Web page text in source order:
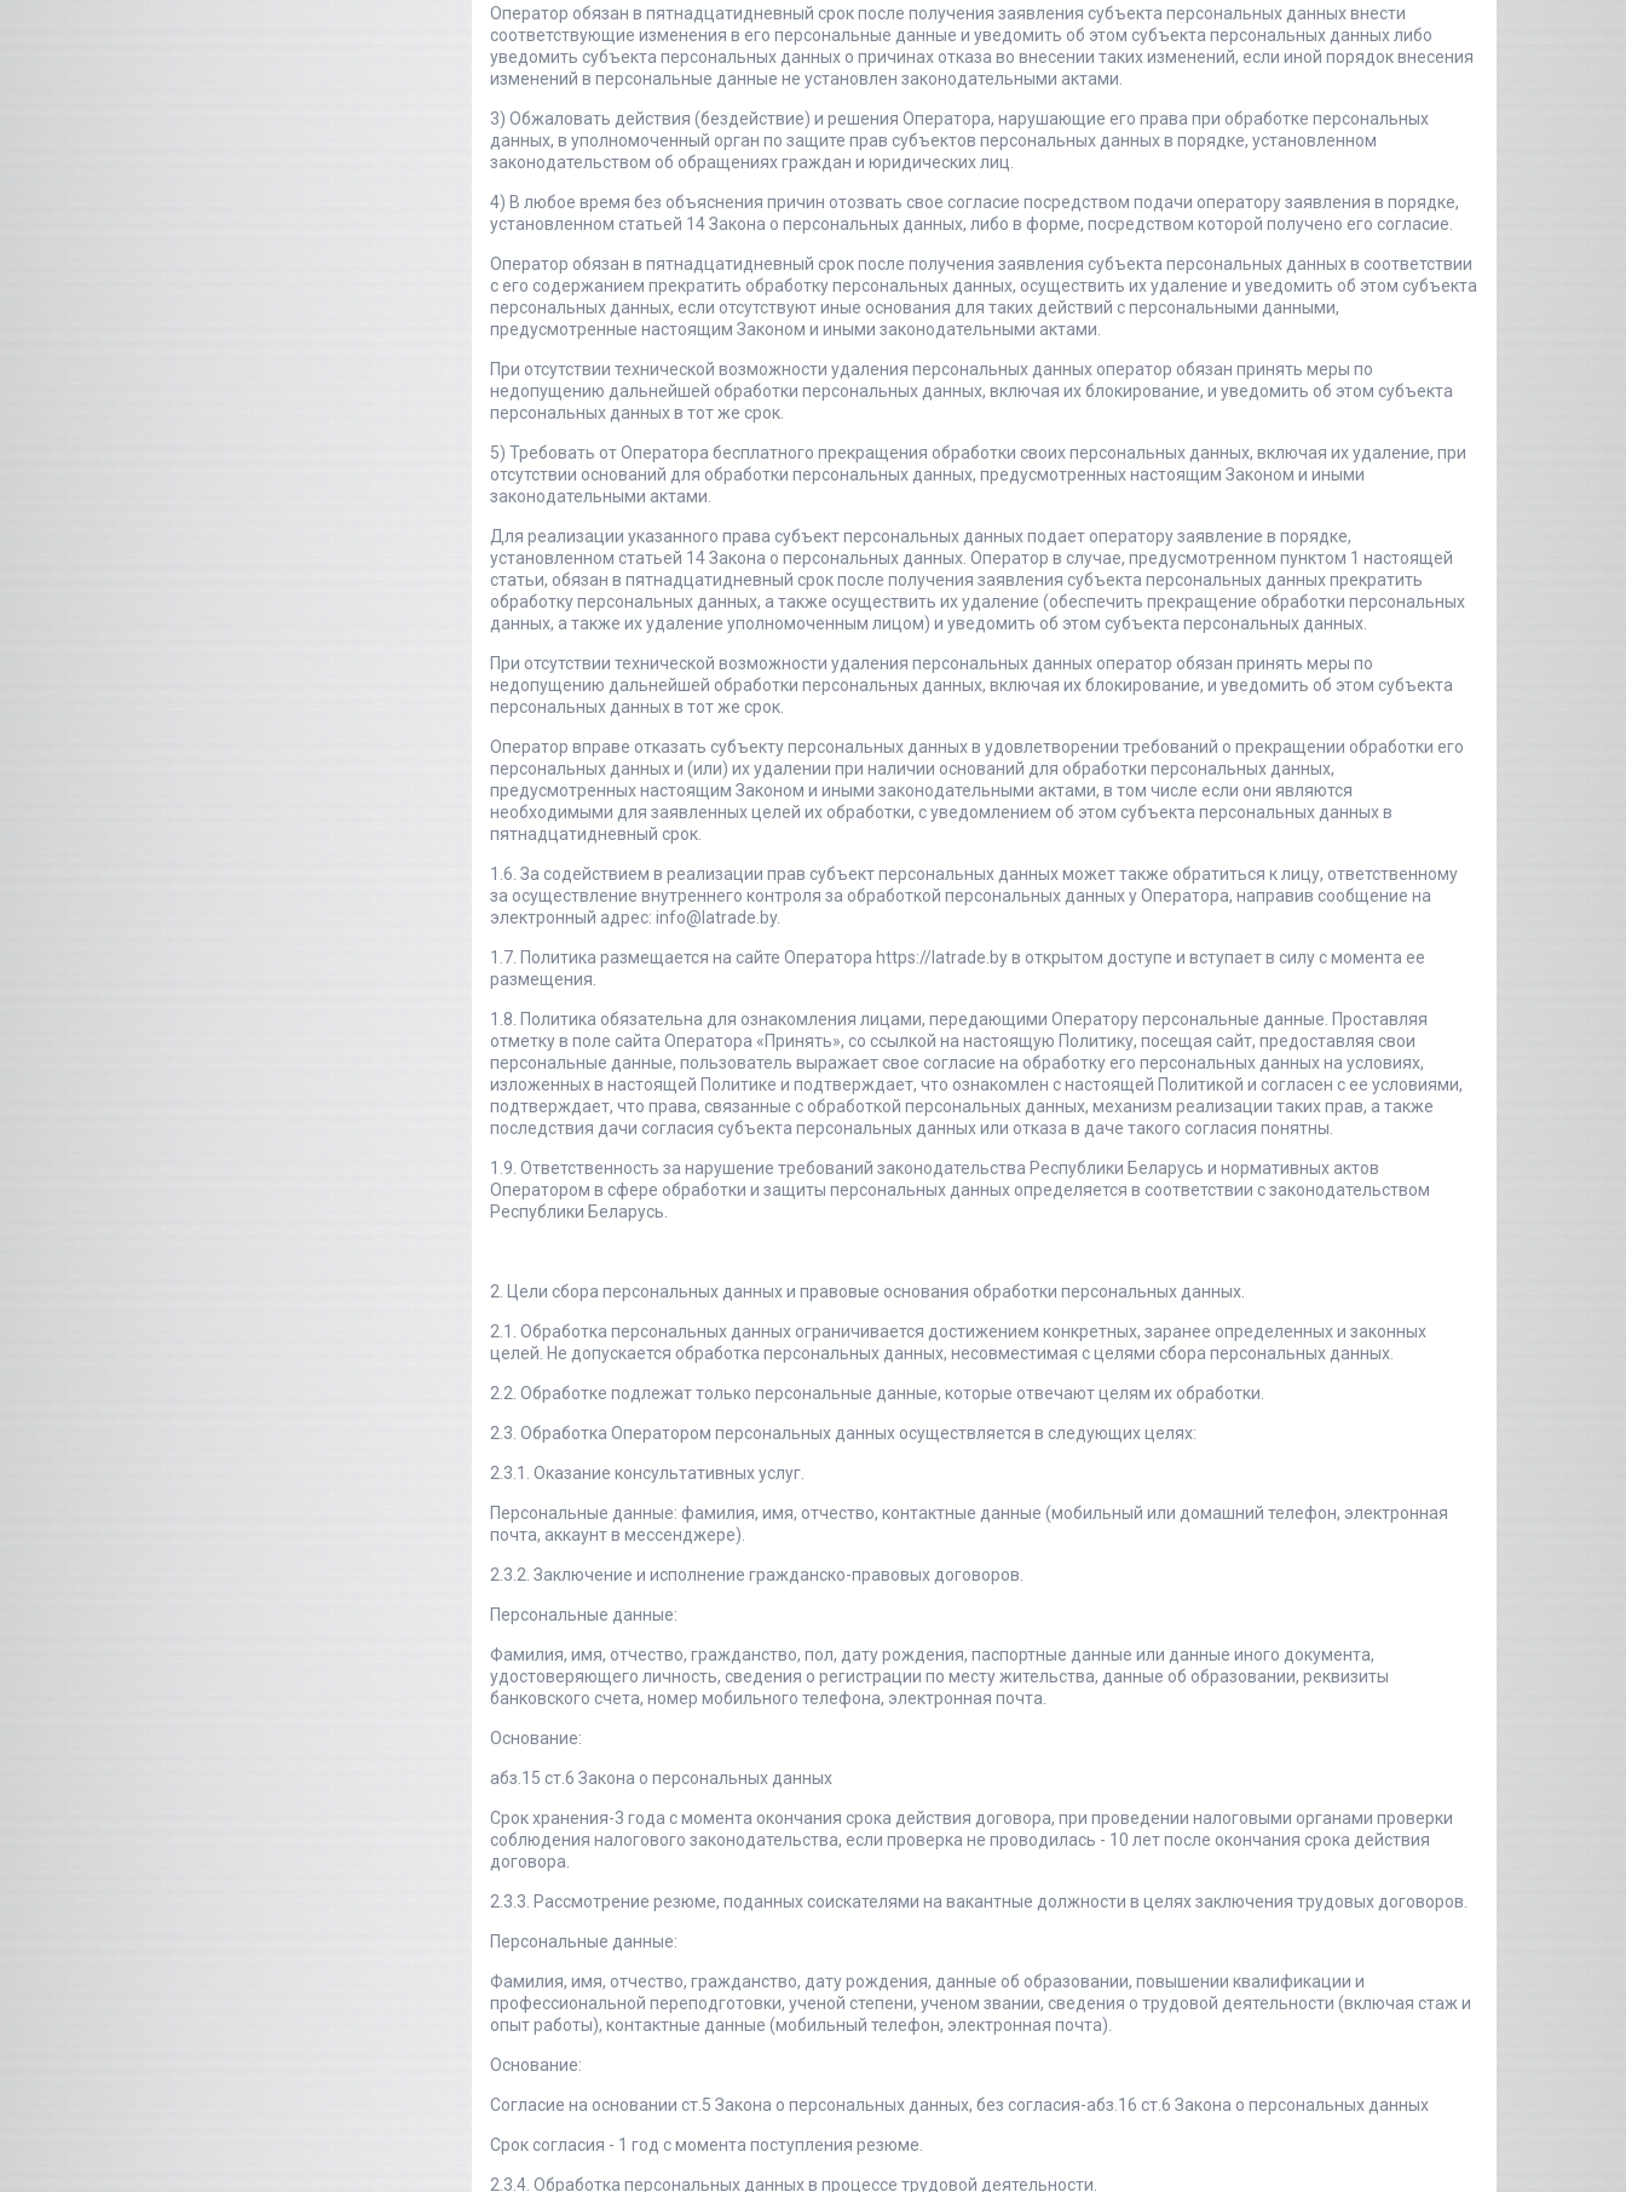
Оператор обязан в пятнадцатидневный срок после получения заявления субъекта персональных данных внести
соответствующие изменения в его персональные данные и уведомить об этом субъекта персональных данных либо
уведомить субъекта персональных данных о причинах отказа во внесении таких изменений, если иной порядок внесения
изменений в персональные данные не установлен законодательными актами.
3) Обжаловать действия (бездействие) и решения Оператора, нарушающие его права при обработке персональных
данных, в уполномоченный орган по защите прав субъектов персональных данных в порядке, установленном
законодательством об обращениях граждан и юридических лиц.
4) В любое время без объяснения причин отозвать свое согласие посредством подачи оператору заявления в порядке,
установленном статьей 14 Закона о персональных данных, либо в форме, посредством которой получено его согласие.
Оператор обязан в пятнадцатидневный срок после получения заявления субъекта персональных данных в соответствии
с его содержанием прекратить обработку персональных данных, осуществить их удаление и уведомить об этом субъекта
персональных данных, если отсутствуют иные основания для таких действий с персональными данными,
предусмотренные настоящим Законом и иными законодательными актами.
При отсутствии технической возможности удаления персональных данных оператор обязан принять меры по
недопущению дальнейшей обработки персональных данных, включая их блокирование, и уведомить об этом субъекта
персональных данных в тот же срок.
5) Требовать от Оператора бесплатного прекращения обработки своих персональных данных, включая их удаление, при
отсутствии оснований для обработки персональных данных, предусмотренных настоящим Законом и иными
законодательными актами.
Для реализации указанного права субъект персональных данных подает оператору заявление в порядке,
установленном статьей 14 Закона о персональных данных. Оператор в случае, предусмотренном пунктом 1 настоящей
статьи, обязан в пятнадцатидневный срок после получения заявления субъекта персональных данных прекратить
обработку персональных данных, а также осуществить их удаление (обеспечить прекращение обработки персональных
данных, а также их удаление уполномоченным лицом) и уведомить об этом субъекта персональных данных.
При отсутствии технической возможности удаления персональных данных оператор обязан принять меры по
недопущению дальнейшей обработки персональных данных, включая их блокирование, и уведомить об этом субъекта
персональных данных в тот же срок.
Оператор вправе отказать субъекту персональных данных в удовлетворении требований о прекращении обработки его
персональных данных и (или) их удалении при наличии оснований для обработки персональных данных,
предусмотренных настоящим Законом и иными законодательными актами, в том числе если они являются
необходимыми для заявленных целей их обработки, с уведомлением об этом субъекта персональных данных в
пятнадцатидневный срок.
1.6. За содействием в реализации прав субъект персональных данных может также обратиться к лицу, ответственному
за осуществление внутреннего контроля за обработкой персональных данных у Оператора, направив сообщение на
электронный адрес: info@latrade.by.
1.7. Политика размещается на сайте Оператора https://latrade.by в открытом доступе и вступает в силу с момента ее
размещения.
1.8. Политика обязательна для ознакомления лицами, передающими Оператору персональные данные. Проставляя
отметку в поле сайта Оператора «Принять», со ссылкой на настоящую Политику, посещая сайт, предоставляя свои
персональные данные, пользователь выражает свое согласие на обработку его персональных данных на условиях,
изложенных в настоящей Политике и подтверждает, что ознакомлен с настоящей Политикой и согласен с ее условиями,
подтверждает, что права, связанные с обработкой персональных данных, механизм реализации таких прав, а также
последствия дачи согласия субъекта персональных данных или отказа в даче такого согласия понятны.
1.9. Ответственность за нарушение требований законодательства Республики Беларусь и нормативных актов
Оператором в сфере обработки и защиты персональных данных определяется в соответствии с законодательством
Республики Беларусь.
2. Цели сбора персональных данных и правовые основания обработки персональных данных.
2.1. Обработка персональных данных ограничивается достижением конкретных, заранее определенных и законных
целей. Не допускается обработка персональных данных, несовместимая с целями сбора персональных данных.
2.2. Обработке подлежат только персональные данные, которые отвечают целям их обработки.
2.3. Обработка Оператором персональных данных осуществляется в следующих целях:
2.3.1. Оказание консультативных услуг.
Персональные данные: фамилия, имя, отчество, контактные данные (мобильный или домашний телефон, электронная
почта, аккаунт в мессенджере).
2.3.2. Заключение и исполнение гражданско-правовых договоров.
Персональные данные:
Фамилия, имя, отчество, гражданство, пол, дату рождения, паспортные данные или данные иного документа,
удостоверяющего личность, сведения о регистрации по месту жительства, данные об образовании, реквизиты
банковского счета, номер мобильного телефона, электронная почта.
Основание:
абз.15 ст.6 Закона о персональных данных
Срок хранения-3 года с момента окончания срока действия договора, при проведении налоговыми органами проверки
соблюдения налогового законодательства, если проверка не проводилась - 10 лет после окончания срока действия
договора.
2.3.3. Рассмотрение резюме, поданных соискателями на вакантные должности в целях заключения трудовых договоров.
Персональные данные:
Фамилия, имя, отчество, гражданство, дату рождения, данные об образовании, повышении квалификации и
профессиональной переподготовки, ученой степени, ученом звании, сведения о трудовой деятельности (включая стаж и
опыт работы), контактные данные (мобильный телефон, электронная почта).
Основание:
Согласие на основании ст.5 Закона о персональных данных, без согласия-абз.16 ст.6 Закона о персональных данных
Срок согласия - 1 год с момента поступления резюме.
2.3.4. Обработка персональных данных в процессе трудовой деятельности.